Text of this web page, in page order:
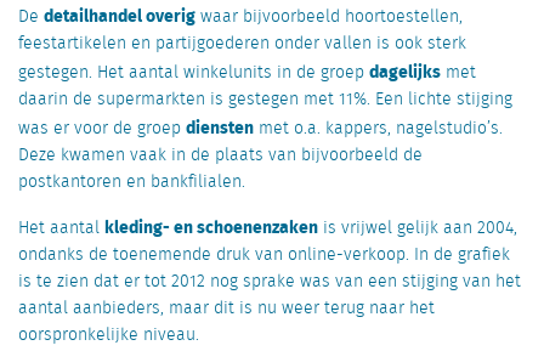
De detailhandel overigwaar bijvoorbeeld hoortoestellen,
feestartikelen en partijgoederen onder vallen is ook sterk
gestegen. Het aantal winkelunits in de groepdagelijks met
daarin de supermarkten is gestegen met 11%. Een lichte stijging
was er voor de groepdiensten met o.a. kappers, nagelstudio’s.
Deze kwamen vaak in de plaats van bijvoorbeeld de
postkantoren en bankfilialen.
Het aantalkleding- en schoenenzaken is vrijwel gelijk aan 2004,
ondanks de toenemende druk van online-verkoop. In de grafiek
is te zien dat er tot 2012 nog sprake was van een stijging van het
aantal aanbieders, maar dit is nu weer terug naar het
oorspronkelijke niveau.